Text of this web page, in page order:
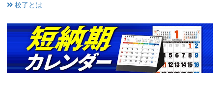
校了とは